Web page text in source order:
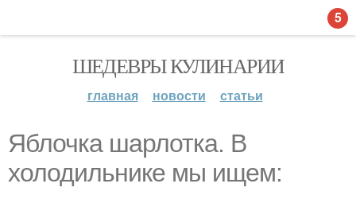
ШЕДЕВРЫ КУЛИНАРИИ
главная новости статьи
Яблочка шарлотка. В
холодильнике мы ищем:
5